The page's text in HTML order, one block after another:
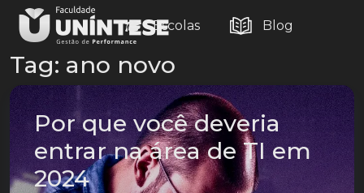
Escolas Blog
Tag: ano novo
Por que você deveria
entrar na área de TI em
2024